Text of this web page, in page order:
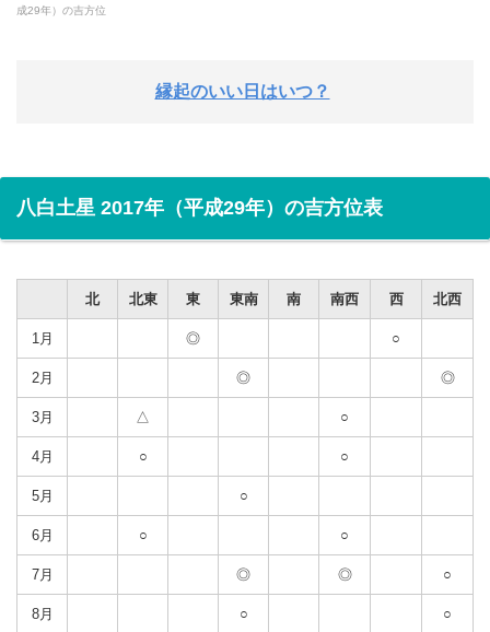
成29年）の吉方位
縁起のいい日はいつ？
八白土星 2017年（平成29年）の吉方位表
北 北東 東 東南 南 南西 西 北西
1月 ◎ ○
2月 ◎ ◎
3月 △ ○
4月 ○ ○
5月 ○
6月 ○ ○
7月 ◎ ◎ ○
8月 ○ ○